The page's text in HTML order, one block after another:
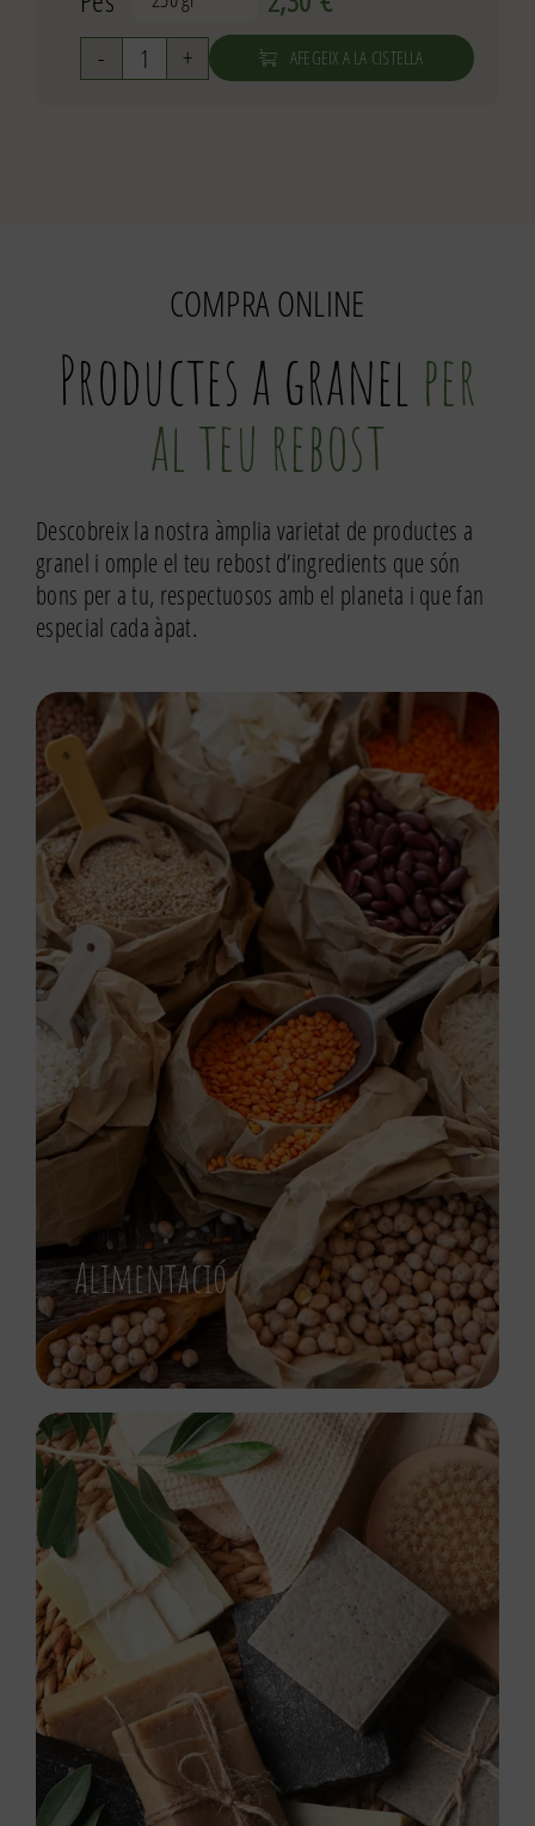
quantitat
AFEGEIX A LA CISTELLA
COMPRA ONLINE
Productes a granel per
al teu rebost
Descobreix la nostra àmplia varietat de productes a
granel i omple el teu rebost d’ingredients que són
bons per a tu, respectuosos amb el planeta i que fan
especial cada àpat.
Alimentació